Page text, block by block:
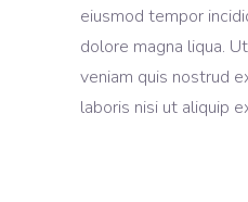
eiusmod tempor
dolore magna liqua.
veniam quis nostrud
laboris nisi ut aliquip